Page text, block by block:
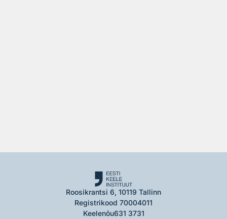
Roosikrantsi 6, 10119 Tallinn
Registrikood 70004011
Keelenõu631 3731